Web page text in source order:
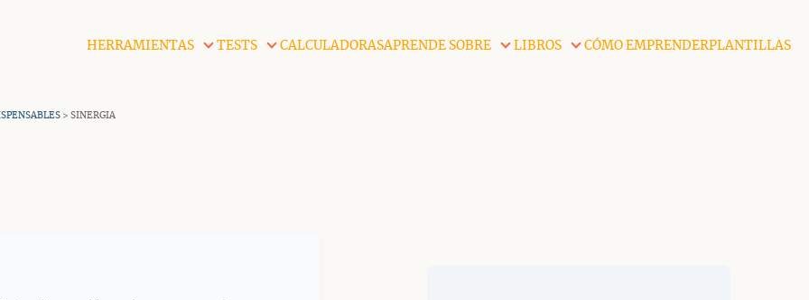
HERRAMIENTAS TESTS CALCULADORASAPRENDE SOBRE LIBROS CÓMO EMPRENDERPLANTILLAS
> SINERGIA